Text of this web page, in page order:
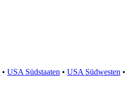
• USA Südstaaten • USA Südwesten •